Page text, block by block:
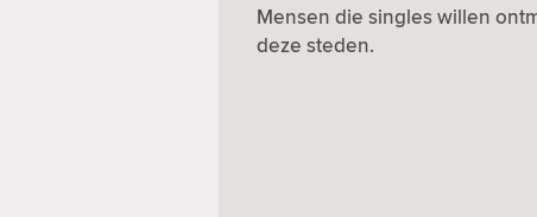
Mensen die singles willen
deze steden.